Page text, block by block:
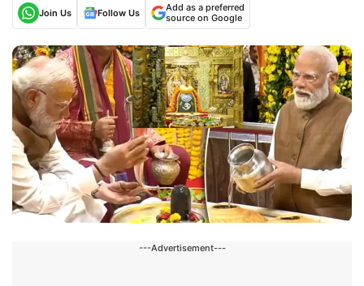
Join Us
Follow Us
Add as a preferred
source on Google
---Advertisement---